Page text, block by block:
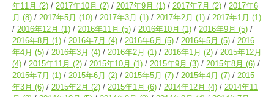
年11月 (2) 2017年10月 (2) 2017年9月 (1) 2017年7月 (2)
2017年6
月 (8) 2017年5月 (10) 2017年3月 (1) 2017年2月 (1) 2017年1月 (1)
2016年12月 (1) 2016年11月 (5) 2016年10月 (1) 2016年9月 (5)
2016年8月 (1) 2016年7月 (4) 2016年6月 (5) 2016年5月 (5)
2016
年4月 (5) 2016年3月 (4) 2016年2月 (1) 2016年1月 (2)
2015年12月
(4)
2015年11月 (2) 2015年10月 (1) 2015年9月 (3) 2015年8月 (6)
2015年7月 (1) 2015年6月 (2) 2015年5月 (7) 2015年4月 (7)
2015
年3月 (6) 2015年2月 (2) 2015年1月 (6) 2014年12月 (4)
2014年11